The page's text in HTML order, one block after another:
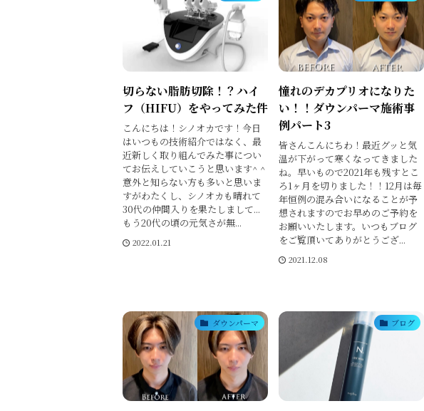
切らない脂肪切除！？ハイ
フ（HIFU）をやってみた件
こんにちは！シノオカです！今日
はいつもの技術紹介ではなく、最
近新しく取り組んでみた事につい
てお伝えしていこうと思います^ ^
意外と知らない方も多いと思いま
すがわたくし、シノオカも晴れて
30代の仲間入りを果たしまして...
もう20代の頃の元気さが無...
2022.01.21
憧れのデカプリオになりた
い！！ダウンパーマ施術事
例パート3
皆さんこんにちわ！最近グッと気
温が下がって寒くなってきました
ね。早いもので2021年も残すとこ
ろ1ヶ月を切りました！！12月は毎
年恒例の混み合いになることが予
想されますのでお早めのご予約を
お願いいたします。いつもブログ
をご覧頂いてありがとうござ...
2021.12.08
ダウンパーマ ブログ